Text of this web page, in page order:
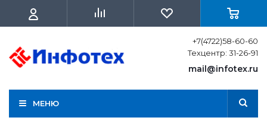
+7(4722)58-60-60
Техцентр: 31-26-91
mail@infotex.ru
МЕНЮ